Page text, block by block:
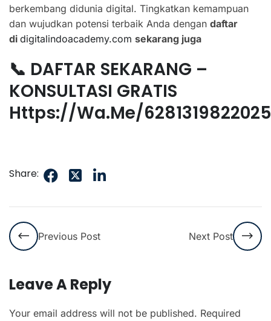
berkembang didunia digital. Tingkatkan kemampuan
dan wujudkan potensi terbaik Anda dengan daftar
di digitalindoacademy.com sekarang juga
📞 DAFTAR SEKARANG –
KONSULTASI GRATIS
Https://wa.me/6281319822025
Share:
Previous Post Next Post
Leave A Reply
Your email address will not be published. Required